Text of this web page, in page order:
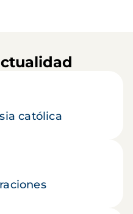
católica